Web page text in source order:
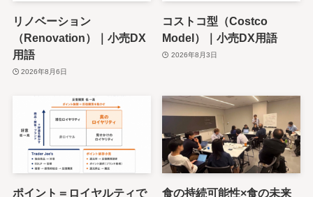
リノベーション
（Renovation）｜小売DX
用語
2026年8月6日
コストコ型（Costco
Model）｜小売DX用語
2026年8月3日
ポイント＝ロイヤルティで
食の持続可能性×食の未来